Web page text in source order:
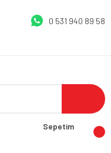
0 531 940 89 58
Sepetim